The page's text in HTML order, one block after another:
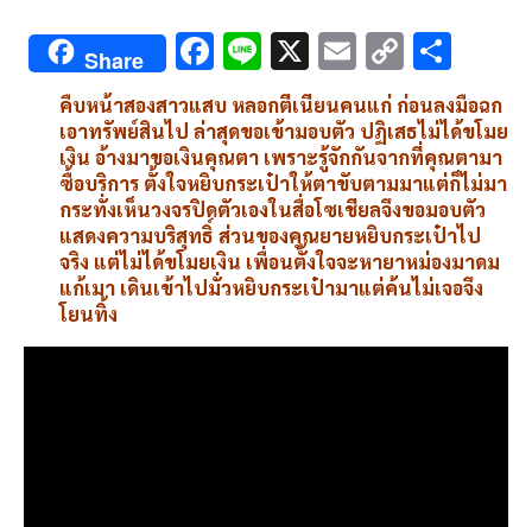
Share F
ac
e
b
o
o
k
Li
n
e
X E
m
ai
l
C
o
py
Li
n
k
h
ar
e
คืบหน้าสองสาวแสบ หลอกตีเนียนคนแก่ ก่อนลงมือฉก
เอาทรัพย์สินไป ล่าสุดขอเข้ามอบตัว ปฏิเสธไม่ได้ขโมย
เงิน อ้างมาขอเงินคุณตา เพราะรู้จักกันจากที่คุณตามา
ซื้อบริการ ตั้งใจหยิบกระเป๋าให้ตาขับตามมาแต่ก็ไม่มา
กระทั่งเห็นวงจรปิดตัวเองในสื่อโซเชียลจึงขอมอบตัว
แสดงความบริสุทธิ์ ส่วนของคุณยายหยิบกระเป๋าไป
จริง แต่ไม่ได้ขโมยเงิน เพื่อนตั้งใจจะหายาหม่องมาดม
แก้เมา เดินเข้าไปมั่วหยิบกระเป๋ามาแต่ค้นไม่เจอจึง
โยนทิ้ง